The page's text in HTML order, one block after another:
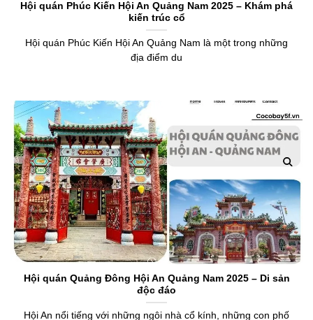
Hội quán Phúc Kiến Hội An Quảng Nam 2025 – Khám phá
kiến trúc cổ
Hội quán Phúc Kiến Hội An Quảng Nam là một trong những
địa điểm du
Hội quán Quảng Đông Hội An Quảng Nam 2025 – Di sản
độc đáo
Hội An nổi tiếng với những ngôi nhà cổ kính, những con phố